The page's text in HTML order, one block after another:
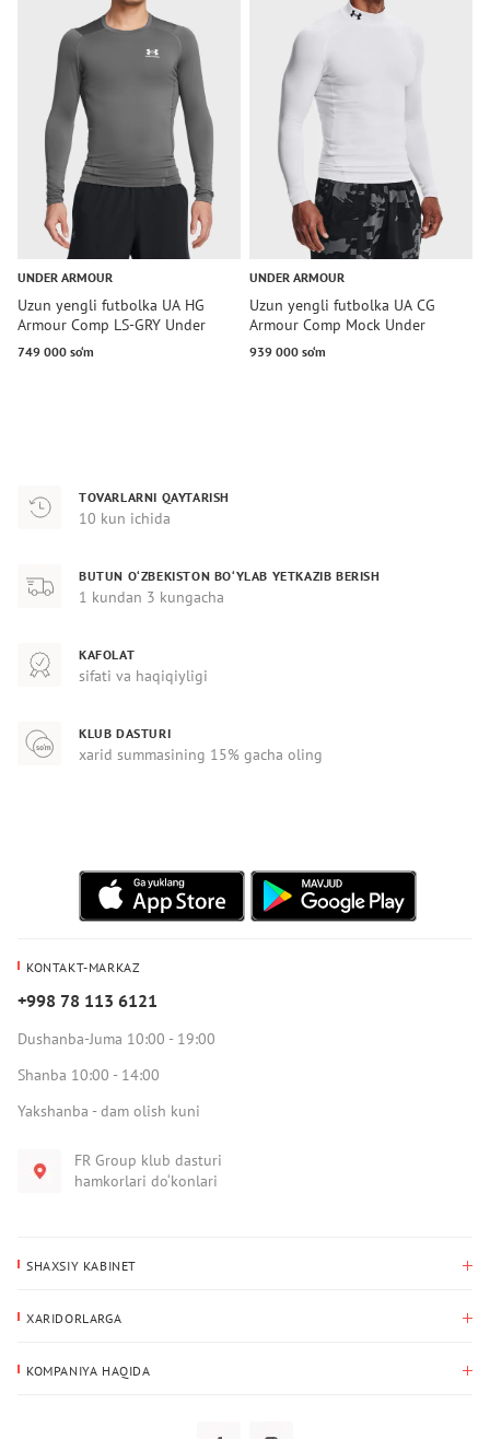
UNDER ARMOUR
Uzun yengli futbolka UA HG
Armour Comp LS-GRY Under
Armour
749 000 so‘m
UNDER ARMOUR
Uzun yengli futbolka UA CG
Armour Comp Mock Under
Armour
939 000 so‘m
TOVARLARNI QAYTARISH
10 kun ichida
BUTUN O‘ZBEKISTON BO‘YLAB YETKAZIB BERISH
1 kundan 3 kungacha
KAFOLAT
sifati va haqiqiyligi
KLUB DASTURI
xarid summasining 15% gacha oling
KONTAKT-MARKAZ
+998 78 113 6121
Dushanba-Juma 10:00 - 19:00
Shanba 10:00 - 14:00
Yakshanba - dam olish kuni
FR Group klub dasturi
hamkorlari do‘konlari
SHAXSIY KABINET
Yetkazib berish manzili
XARIDORLARGA
KOMPANIYA HAQIDA